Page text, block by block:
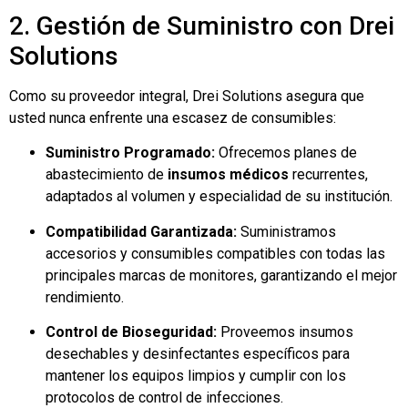
2. Gestión de Suministro con Drei
Solutions
Como su proveedor integral, Drei Solutions asegura que
usted nunca enfrente una escasez de consumibles:
Suministro Programado: Ofrecemos planes de
abastecimiento de insumos médicos recurrentes,
adaptados al volumen y especialidad de su institución.
Compatibilidad Garantizada: Suministramos
accesorios y consumibles compatibles con todas las
principales marcas de monitores, garantizando el mejor
rendimiento.
Control de Bioseguridad: Proveemos insumos
desechables y desinfectantes específicos para
mantener los equipos limpios y cumplir con los
protocolos de control de infecciones.